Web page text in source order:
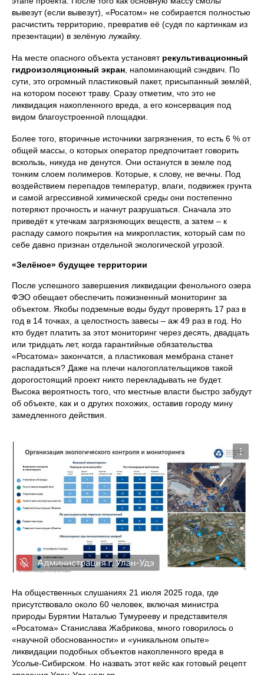
вывезут (если вывезут), «Росатом» не собирается полностью
расчистить территорию, превратив её (судя по картинкам из
презентации) в зелёную лужайку.
На месте опасного объекта установят рекультивационный
гидроизоляционный экран , напоминающий сэндвич. По
сути, это огромный пластиковый пакет, присыпанный землёй,
на котором посеют траву. Сразу отметим, что это не
ликвидация накопленного вреда, а его консервация под
видом благоустроенной площадки.
Более того, вторичные источники загрязнения, то есть 6 % от
общей массы, о которых оператор предпочитает говорить
вскользь, никуда не денутся. Они останутся в земле под
тонким слоем полимеров. Которые, к слову, не вечны. Под
воздействием перепадов температур, влаги, подвижек грунта
и самой агрессивной химической среды они постепенно
потеряют прочность и начнут разрушаться. Сначала это
приведёт к утечкам загрязняющих веществ, а затем – к
распаду самого покрытия на микропластик, который сам по
себе давно признан отдельной экологической угрозой.
«Зелёное» будущее территории
После успешного завершения ликвидации фенольного озера
ФЭО обещает обеспечить пожизненный мониторинг за
объектом. Якобы подземные воды будут проверять 17 раз в
год в 14 точках, а целостность завесы – аж 49 раз в год. Но
кто будет платить за этот мониторинг через десять, двадцать
или тридцать лет, когда гарантийные обязательства
«Росатома» закончатся, а пластиковая мембрана станет
распадаться? Даже на плечи налогоплательщиков такой
дорогостоящий проект никто перекладывать не будет.
Высока вероятность того, что местные власти быстро забудут
об объекте, как и о других похожих, оставив городу мину
замедленного действия.
На общественных слушаниях 21 июля 2025 года, где
присутствовало около 60 человек, включая министра
природы Бурятии Наталью Тумурееву и представителя
«Росатома» Станислава Жабрикова, много говорилось о
«научной обоснованности» и «уникальном опыте»
ликвидации подобных объектов накопленного вреда в
Усолье-Сибирском. Но назвать этот кейс как готовый рецепт